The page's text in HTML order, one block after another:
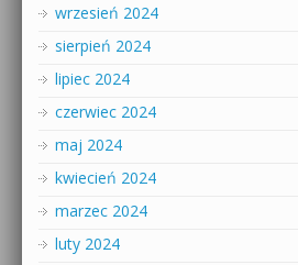
wrzesień 2024
sierpień 2024
lipiec 2024
czerwiec 2024
maj 2024
kwiecień 2024
marzec 2024
luty 2024